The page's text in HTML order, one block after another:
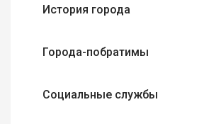
История города
Города-побратимы
Социальные службы